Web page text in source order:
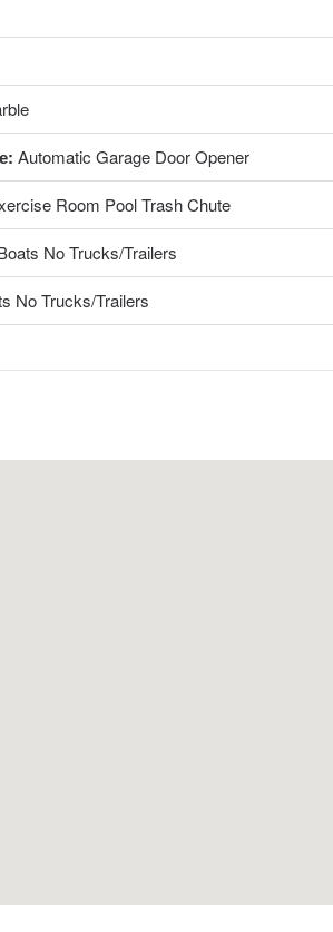
Automatic Garage Door Opener
Room Pool Trash Chute
No Trucks/Trailers
No Trucks/Trailers